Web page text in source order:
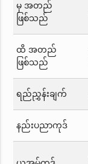
မှ အတည်
ဖြစ်သည်
ထိ အတည်
ဖြစ်သည်
ရည်ညွှန်းချက်
နည်းပညာကုဒ်